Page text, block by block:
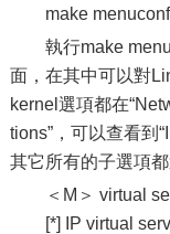
make
執行make
面，在其中可以對
kernel選項都在
tions”，可以查看到
其它所有的子選項都
＜M＞ virtual
[*] IP virtual